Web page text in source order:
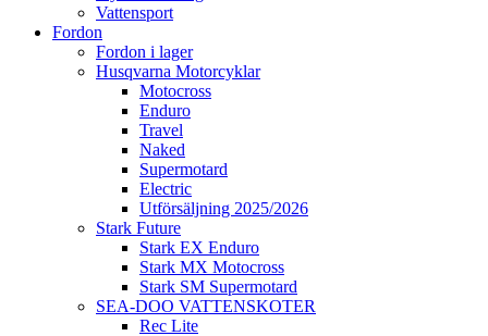
Vattensport
Fordon
Fordon i lager
Husqvarna Motorcyklar
Motocross
Enduro
Travel
Naked
Supermotard
Electric
Utförsäljning 2025/2026
Stark Future
Stark EX Enduro
Stark MX Motocross
Stark SM Supermotard
SEA-DOO VATTENSKOTER
Rec Lite